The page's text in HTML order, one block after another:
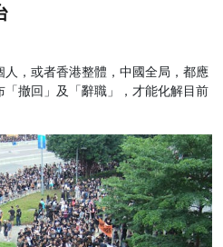
，或者香港整體，中國全局，都應
撤回」及「辭職」，才能化解目前